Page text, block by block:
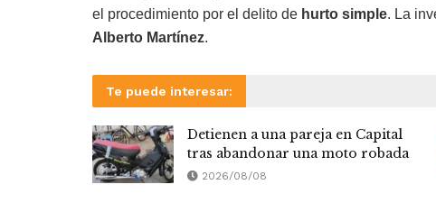
el procedimiento por el delito de hurto simple. La
Alberto Martínez.
Te puede interesar:
Detienen a una pareja en Capital
tras abandonar una moto robada
2026/08/08